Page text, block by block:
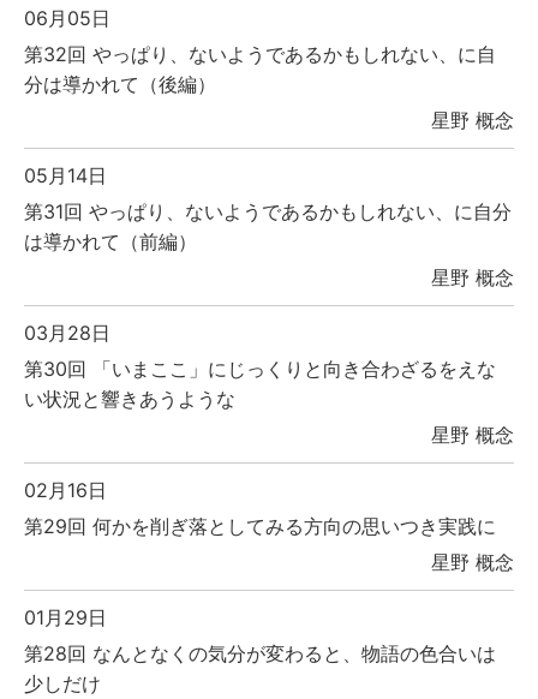
06月05日
第32回 やっぱり、ないようであるかもしれない、に自
分は導かれて（後編）
星野 概念
05月14日
第31回 やっぱり、ないようであるかもしれない、に自分
は導かれて（前編）
星野 概念
03月28日
第30回 「いまここ」にじっくりと向き合わざるをえな
い状況と響きあうような
星野 概念
02月16日
第29回 何かを削ぎ落としてみる方向の思いつき実践に
星野 概念
01月29日
第28回 なんとなくの気分が変わると、物語の色合いは
少しだけ